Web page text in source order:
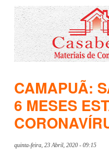
CAMAPUÃ:
6 MESES
quinta-feira, 23 Abril, 2020 - 09:15